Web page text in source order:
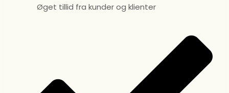
Øget tillid fra kunder og klienter